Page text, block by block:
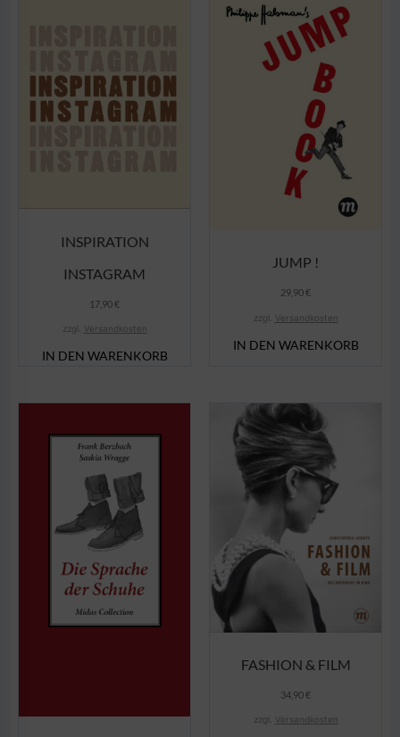
INSPIRATION
INSTAGRAM
17,90€
zzgl. Versandkosten
IN DEN WARENKORB
JUMP !
29,90€
zzgl. Versandkosten
IN DEN WARENKORB
FASHION & FILM
34,90€
zzgl. Versandkosten